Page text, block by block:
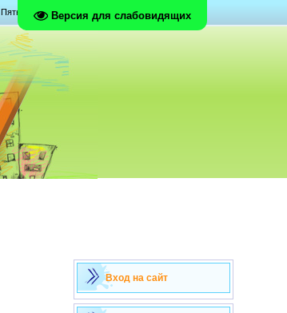
Версия для слабовидящих
Пятница, 07.08.2026, 22:24
Вход на сайт